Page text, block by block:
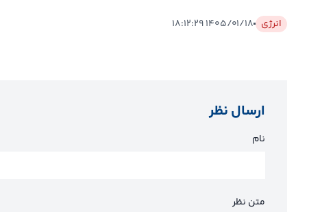
انرژی ۱۴۰۵/۰۱/۱۸ ۱۸:۱۲:۲۹
ارسال نظر
نام
متن نظر